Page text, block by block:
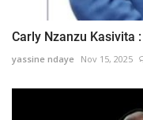
Carly Nzanzu Kasivita
yassine ndaye Nov 15, 2025